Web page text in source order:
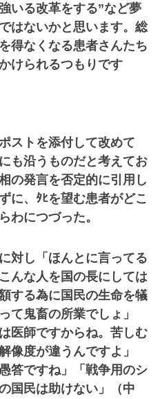
いる改革をする”など夢
はないかと思います。総
得なくなる患者さんたち
けられるつもりです
ストを添付して改めて
も沿うものだと考えてお
の発言を否定的に引用し
に、ﾀﾋを望む患者がどこ
わにつづった。
対し「ほんとに言ってる
んな人を国の長にしては
する為に国民の生命を犠
て鬼畜の所業でしょ」
医師ですからね。苦しむ
像度が違うんですよ」
答ですね」「戦争用のシ
国民は助けない」（中